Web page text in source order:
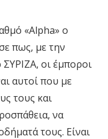
«Alpha» ο
πως, με την
οι έμποροι
αυτοί που με
τους και
να
τους. Είναι